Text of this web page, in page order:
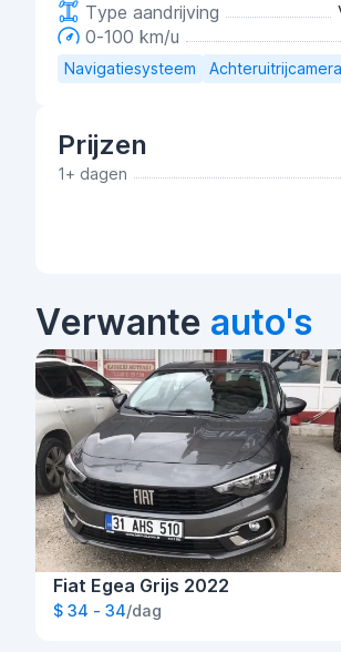
Type aandrijving
0-100 km/u
Navigatiesysteem Achteruitrijcamera
Prijzen
1+ dagen
Verwante auto's
Fiat Egea Grijs 2022
$ 34 - 34/dag